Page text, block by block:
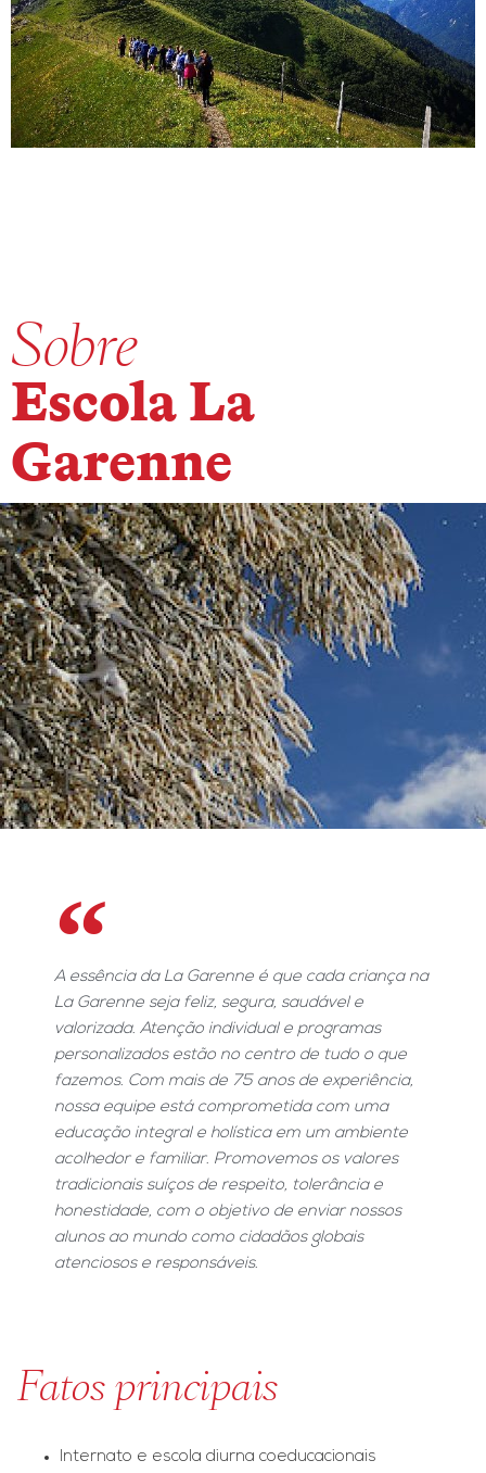
Sobre
Escola La
Garenne
A essência da La Garenne é que cada criança na
La Garenne seja feliz, segura, saudável e
valorizada. Atenção individual e programas
personalizados estão no centro de tudo o que
fazemos. Com mais de 75 anos de experiência,
nossa equipe está comprometida com uma
educação integral e holística em um ambiente
acolhedor e familiar. Promovemos os valores
tradicionais suíços de respeito, tolerância e
honestidade, com o objetivo de enviar nossos
alunos ao mundo como cidadãos globais
atenciosos e responsáveis.
Fatos principais
Internato e escola diurna coeducacionais